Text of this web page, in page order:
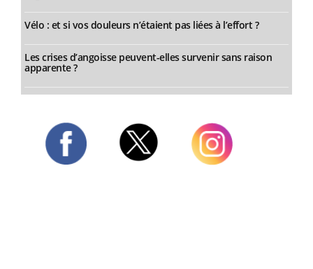
Vélo : et si vos douleurs n’étaient pas liées à l’effort ?
Les crises d’angoisse peuvent-elles survenir sans raison
apparente ?